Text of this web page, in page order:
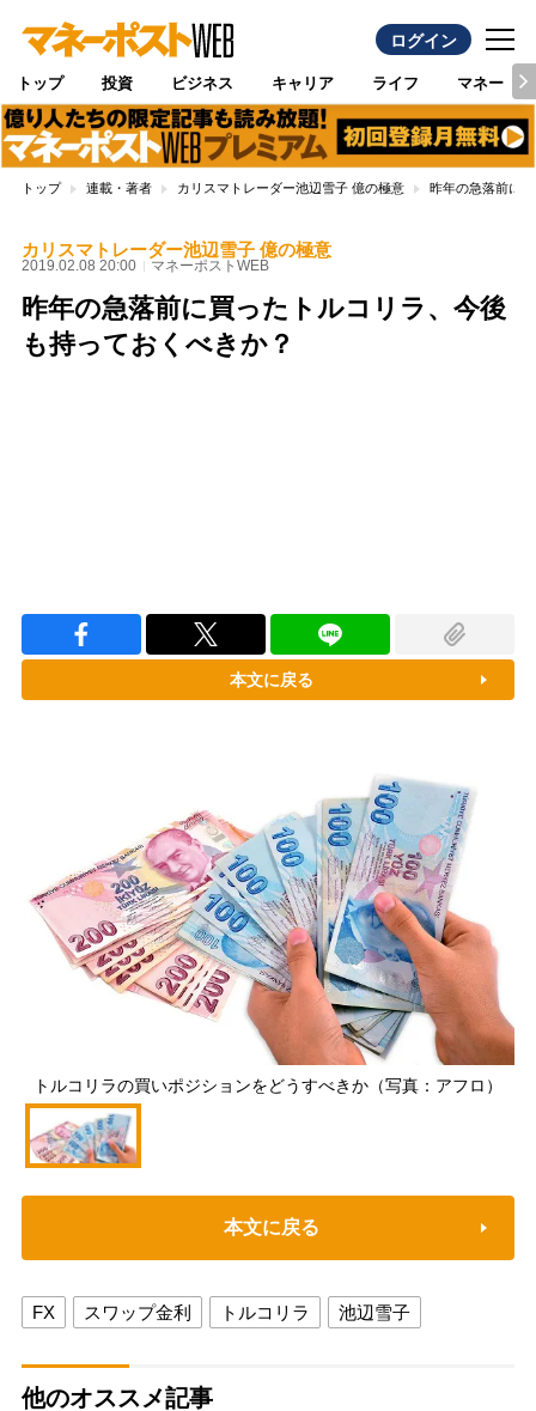
ログイン
トップ 投資 ビジネス キャリア ライフ マネー
トップ 連載・著者 カリスマトレーダー池辺雪子 億の極意 昨年の急落前に
カリスマトレーダー池辺雪子 億の極意
2019.02.08 20:00 マネーポストWEB
昨年の急落前に買ったトルコリラ、今後
も持っておくべきか？
本文に戻る
トルコリラの買いポジションをどうすべきか（写真：アフロ）
本文に戻る
FX スワップ金利 トルコリラ 池辺雪子
他のオススメ記事